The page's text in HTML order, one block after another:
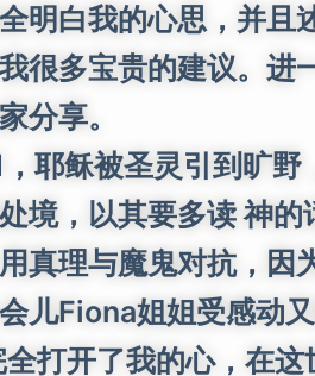
明白我的心思，并且
很多宝贵的建议。进
分享。
稣被圣灵引到旷野
境，以其要多读 神
真理与魔鬼对抗，因
儿Fiona姐姐受感动
打开了我的心，在